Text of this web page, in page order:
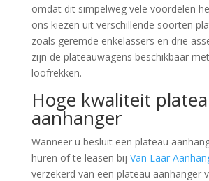
omdat dit simpelweg vele voordelen
ons kiezen uit verschillende soorten
zoals geremde enkelassers en drie
zijn de plateauwagens beschikbaar
loofrekken.
Hoge kwaliteit
aanhanger
Wanneer u besluit een plateau
huren of te leasen bij Van Laar
verzekerd van een plateau aanhanger